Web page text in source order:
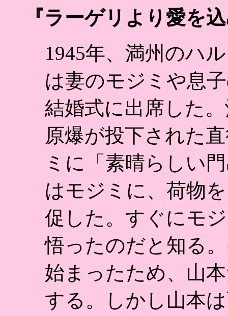
『ラーゲリより愛を
1945年、満州のハ
は妻のモジミや息
結婚式に出席した
原爆が投下された
ミに「素晴らしい
はモジミに、荷物
促した。すぐにモ
悟ったのだと知る
始まったため、山
する。しかし山本